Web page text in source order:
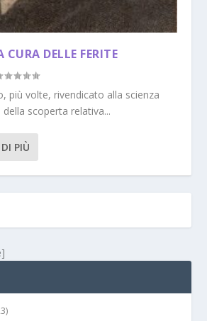
DELLE FERITE
più volte, rivendicato alla scienza
scoperta relativa...
PIÙ